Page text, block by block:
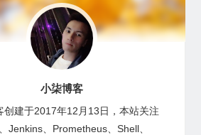
小柒博客
创建于2017年12月13日，本站关注
Jenkins、Prometheus、Shell、